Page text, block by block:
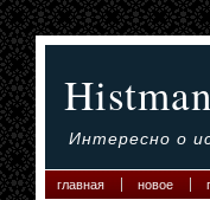
Интересно о
главная новое